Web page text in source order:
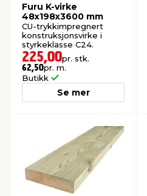
Furu K-virke
48x198x3600 mm
CU-trykkimpregnert
konstruksjonsvirke i
styrkeklasse C24.
225,00pr. stk.
62,50pr. m.
Butikk
Se mer